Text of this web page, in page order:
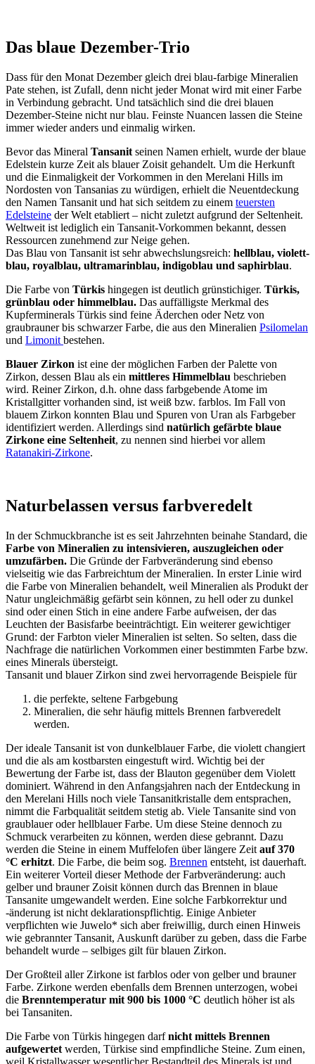
Das blaue Dezember-Trio
Dass für den Monat Dezember gleich drei blau-farbige Mineralien
Pate stehen, ist Zufall, denn nicht jeder Monat wird mit einer Farbe
in Verbindung gebracht. Und tatsächlich sind die drei blauen
Dezember-Steine nicht nur blau. Feinste Nuancen lassen die Steine
immer wieder anders und einmalig wirken.
Bevor das Mineral Tansanit seinen Namen erhielt, wurde der blaue
Edelstein kurze Zeit als blauer Zoisit gehandelt. Um die Herkunft
und die Einmaligkeit der Vorkommen in den Merelani Hills im
Nordosten von Tansanias zu würdigen, erhielt die Neuentdeckung
den Namen Tansanit und hat sich seitdem zu einem teuersten
Edelsteine der Welt etabliert – nicht zuletzt aufgrund der Seltenheit.
Weltweit ist lediglich ein Tansanit-Vorkommen bekannt, dessen
Ressourcen zunehmend zur Neige gehen.
Das Blau von Tansanit ist sehr abwechslungsreich: hellblau, violett-
blau, royalblau, ultramarinblau, indigoblau und saphirblau.
Die Farbe von Türkis hingegen ist deutlich grünstichiger. Türkis,
grünblau oder himmelblau. Das auffälligste Merkmal des
Kupferminerals Türkis sind feine Äderchen oder Netz von
graubrauner bis schwarzer Farbe, die aus den Mineralien Psilomelan
und Limonit bestehen.
Blauer Zirkon ist eine der möglichen Farben der Palette von
Zirkon, dessen Blau als ein mittleres Himmelblau beschrieben
wird. Reiner Zirkon, d.h. ohne dass farbgebende Atome im
Kristallgitter vorhanden sind, ist weiß bzw. farblos. Im Fall von
blauem Zirkon konnten Blau und Spuren von Uran als Farbgeber
identifiziert werden. Allerdings sind natürlich gefärbte blaue
Zirkone eine Seltenheit, zu nennen sind hierbei vor allem
Ratanakiri-Zirkone.
Naturbelassen versus farbveredelt
In der Schmuckbranche ist es seit Jahrzehnten beinahe Standard, die
Farbe von Mineralien zu intensivieren, auszugleichen oder
umzufärben. Die Gründe der Farbveränderung sind ebenso
vielseitig wie das Farbreichtum der Mineralien. In erster Linie wird
die Farbe von Mineralien behandelt, weil Mineralien als Produkt der
Natur ungleichmäßig gefärbt sein können, zu hell oder zu dunkel
sind oder einen Stich in eine andere Farbe aufweisen, der das
Leuchten der Basisfarbe beeinträchtigt. Ein weiterer gewichtiger
Grund: der Farbton vieler Mineralien ist selten. So selten, dass die
Nachfrage die natürlichen Vorkommen einer bestimmten Farbe bzw.
eines Minerals übersteigt.
Tansanit und blauer Zirkon sind zwei hervorragende Beispiele für
die perfekte, seltene Farbgebung
Mineralien, die sehr häufig mittels Brennen farbveredelt
werden.
Der ideale Tansanit ist von dunkelblauer Farbe, die violett changiert
und die als am kostbarsten eingestuft wird. Wichtig bei der
Bewertung der Farbe ist, dass der Blauton gegenüber dem Violett
dominiert. Während in den Anfangsjahren nach der Entdeckung in
den Merelani Hills noch viele Tansanitkristalle dem entsprachen,
nimmt die Farbqualität seitdem stetig ab. Viele Tansanite sind von
graublauer oder hellblauer Farbe. Um diese Steine dennoch zu
Schmuck verarbeiten zu können, werden diese gebrannt. Dazu
werden die Steine in einem Muffelofen über längere Zeit auf 370
°C erhitzt. Die Farbe, die beim sog. Brennen entsteht, ist dauerhaft.
Ein weiterer Vorteil dieser Methode der Farbveränderung: auch
gelber und brauner Zoisit können durch das Brennen in blaue
Tansanite umgewandelt werden. Eine solche Farbkorrektur und
-änderung ist nicht deklarationspflichtig. Einige Anbieter
verpflichten wie Juwelo* sich aber freiwillig, durch einen Hinweis
wie gebrannter Tansanit, Auskunft darüber zu geben, dass die Farbe
behandelt wurde – selbiges gilt für blauen Zirkon.
Der Großteil aller Zirkone ist farblos oder von gelber und brauner
Farbe. Zirkone werden ebenfalls dem Brennen unterzogen, wobei
die Brenntemperatur mit 900 bis 1000 °C deutlich höher ist als
bei Tansaniten.
Die Farbe von Türkis hingegen darfnicht mittels Brennen
aufgewertet werden, Türkise sind empfindliche Steine. Zum einen,